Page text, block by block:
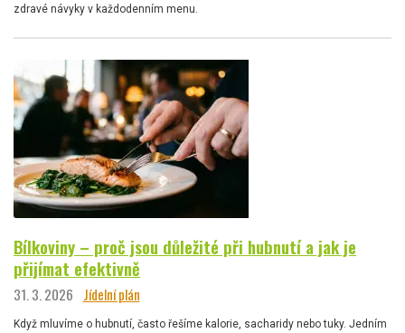
zdravé návyky v každodenním menu.
Bílkoviny – proč jsou důležité při hubnutí a jak je
přijímat efektivně
31. 3. 2026 Jídelní plán
Když mluvíme o hubnutí, často řešíme kalorie, sacharidy nebo tuky. Jedním